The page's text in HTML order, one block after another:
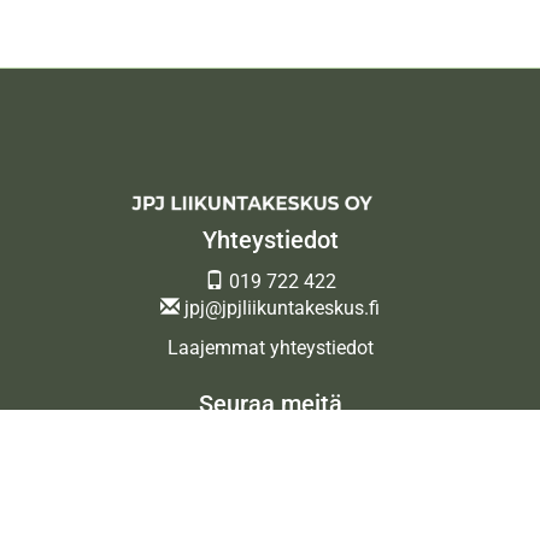
Yhteystiedot
019 722 422
jpj@jpjliikuntakeskus.fi
Laajemmat yhteystiedot
Seuraa meitä